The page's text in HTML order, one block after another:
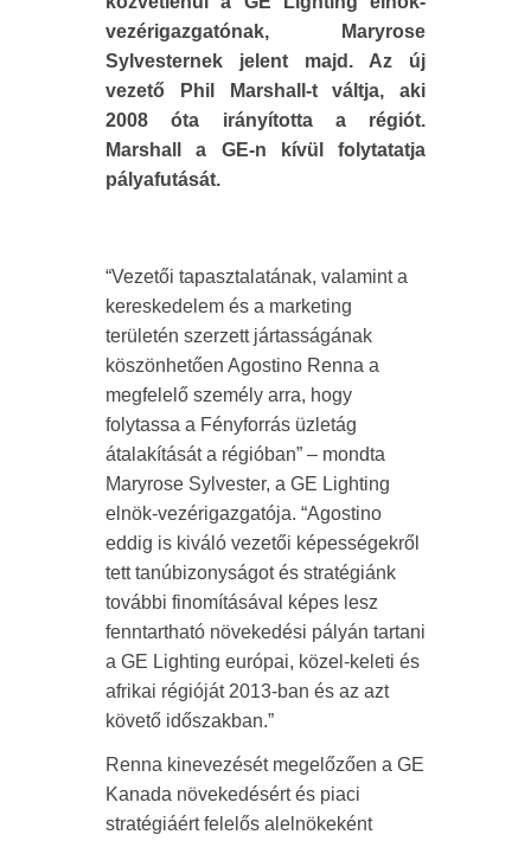
vezérigazgatónak, Maryrose
Sylvesternek jelent majd. Az új
vezető Phil Marshall-t váltja, aki
2008 óta irányította a régiót.
Marshall a GE-n kívül folytatatja
pályafutását.
“Vezetői tapasztalatának, valamint a
kereskedelem és a marketing
területén szerzett jártasságának
köszönhetően Agostino Renna a
megfelelő személy arra, hogy
folytassa a Fényforrás üzletág
átalakítását a régióban” – mondta
Maryrose Sylvester, a GE Lighting
elnök-vezérigazgatója. “Agostino
eddig is kiváló vezetői képességekről
tett tanúbizonyságot és stratégiánk
további finomításával képes lesz
fenntartható növekedési pályán tartani
a GE Lighting európai, közel-keleti és
afrikai régióját 2013-ban és az azt
követő időszakban.”
Renna kinevezését megelőzően a GE
Kanada növekedésért és piaci
stratégiáért felelős alelnökeként